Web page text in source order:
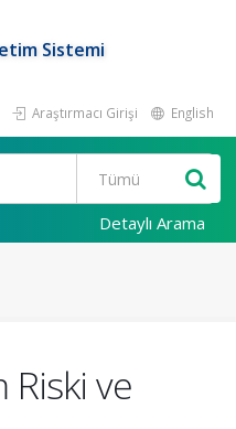
Sistemi
Araştırmacı Girişi English
Detaylı Arama
ve